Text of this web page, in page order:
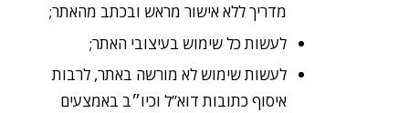
מדריך ללא אישור מראש ובכתב מהאתר;
לעשות כל שימוש בעיצובי האתר;
לעשות שימוש לא מורשה באתר, לרבות
איסוף כתובות דוא”ל וכיו״ב באמצעים